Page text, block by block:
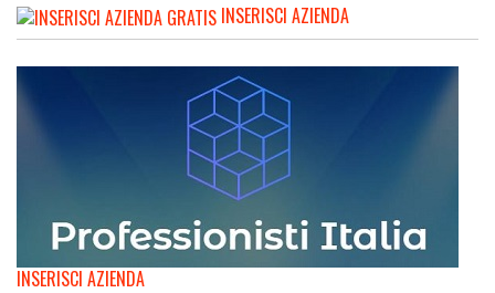
INSERISCI AZIENDA
INSERISCI AZIENDA